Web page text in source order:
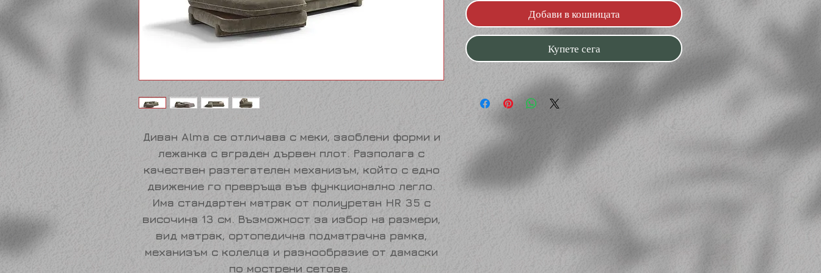
Диван Alma се отличава с меки, заоблени форми и
лежанка с вграден дървен плот. Разполага с
качествен разтегателен механизъм, който с едно
движение го превръща във функционално легло.
Има стандартен матрак от полиуретан HR 35 с
височина 13 см. Възможност за избор на размери,
вид матрак, ортопедична подматрачна рамка,
механизъм с колелца и разнообразие от дамаски
по мострени сетове.
Добави в кошницата
Купете сега